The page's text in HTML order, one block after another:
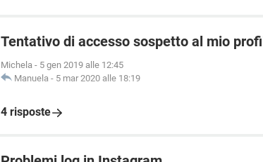
Tentativo di accesso sospetto al mio
Michela - 5 gen 2019 alle 12:45
Manuela - 5 mar 2020 alle 18:19
4 risposte